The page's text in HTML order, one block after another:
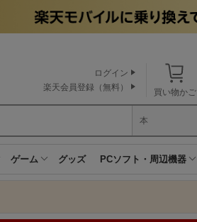
買い物かご
ログイン
楽天会員登録（無料）
本
ゲーム グッズ PCソフト・周辺機器